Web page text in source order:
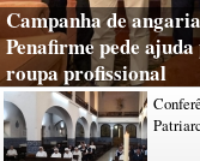
Campanha de
Penafirme pede
roupa profissional